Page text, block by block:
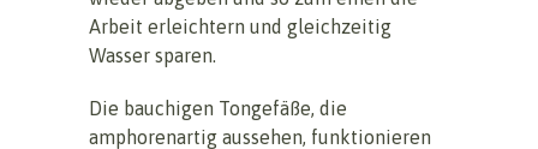
Arbeit erleichtern und gleichzeitig
Wasser sparen.
Die bauchigen Tongefäße, die
amphorenartig aussehen, funktionieren